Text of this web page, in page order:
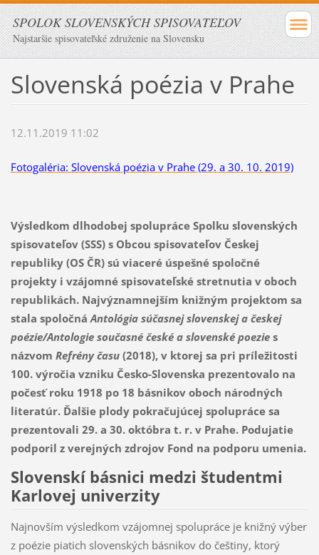
SPOLOK SLOVENSKÝCH SPISOVATEĽOV
Najstaršie spisovateľské združenie na Slovensku
Slovenská poézia v Prahe
12.11.2019 11:02
Fotogaléria: Slovenská poézia v Prahe (29. a 30. 10. 2019)
Výsledkom dlhodobej spolupráce Spolku slovenských
spisovateľov (SSS) s Obcou spisovateľov Českej
republiky (OS ČR) sú viaceré úspešné spoločné
projekty i vzájomné spisovateľské stretnutia v oboch
republikách. Najvýznamnejším knižným projektom sa
stala spoločná Antológia súčasnej slovenskej a českej
poézie/Antologie současné české a slovenské poezies
názvom Refrény času(2018), v ktorej sa pri príležitosti
100. výročia vzniku Česko-Slovenska prezentovalo na
počesť roku 1918 po 18 básnikov oboch národných
literatúr. Ďalšie plody pokračujúcej spolupráce sa
prezentovali 29. a 30. októbra t. r. v Prahe. Podujatie
podporil z verejných zdrojov Fond na podporu umenia.
Slovenskí básnici medzi študentmi
Karlovej univerzity
Najnovším výsledkom vzájomnej spolupráce je knižný výber
z poézie piatich slovenských básnikov do češtiny, ktorý